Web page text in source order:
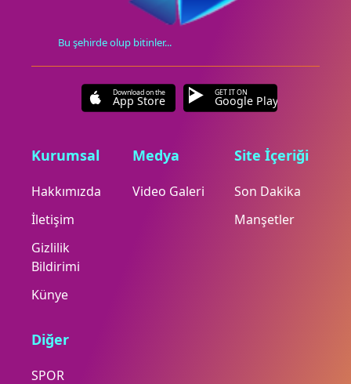
Bu şehirde olup bitinler...
Download on the
App Store
GET IT ON
Google Play
Kurumsal
Hakkımızda
İletişim
Gizlilik
Bildirimi
Künye
Medya
Video Galeri
Site İçeriği
Son Dakika
Manşetler
Diğer
SPOR